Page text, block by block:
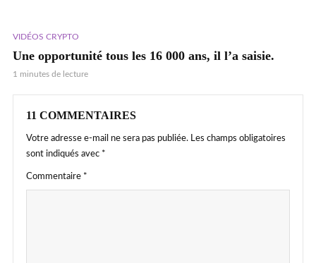
VIDÉOS CRYPTO
Une opportunité tous les 16 000 ans, il l’a saisie.
1 minutes de lecture
11 COMMENTAIRES
Votre adresse e-mail ne sera pas publiée. Les champs obligatoires
sont indiqués avec *
Commentaire *